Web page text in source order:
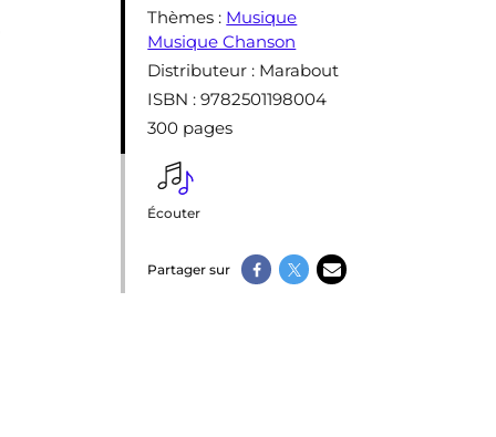
Thèmes : Musique
Musique Chanson
Distributeur : Marabout
ISBN : 9782501198004
300 pages
Écouter
Partager sur